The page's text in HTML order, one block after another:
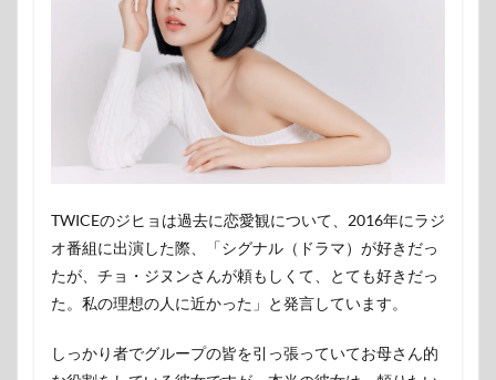
TWICEのジヒョは過去に恋愛観について、2016年にラジ
オ番組に出演した際、「シグナル（ドラマ）が好きだっ
たが、チョ・ジヌンさんが頼もしくて、とても好きだっ
た。私の理想の人に近かった」と発言しています。
しっかり者でグループの皆を引っ張っていてお母さん的